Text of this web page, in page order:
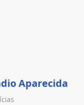
Aparecida